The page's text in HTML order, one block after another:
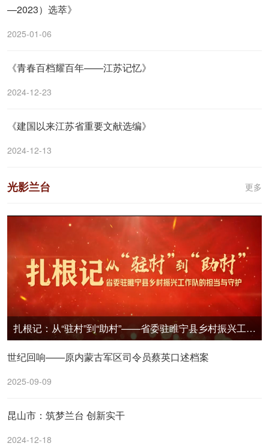
—2023）选萃》
2025-01-06
《青春百档耀百年——江苏记忆》
2024-12-23
《建国以来江苏省重要文献选编》
2024-12-13
光影兰台 更多
扎根记：从“驻村”到“助村”——省委驻睢宁县乡村振兴工作队的担当与守护
世纪回响——原内蒙古军区司令员蔡英口述档案
2025-09-09
昆山市：筑梦兰台 创新实干
2024-12-18